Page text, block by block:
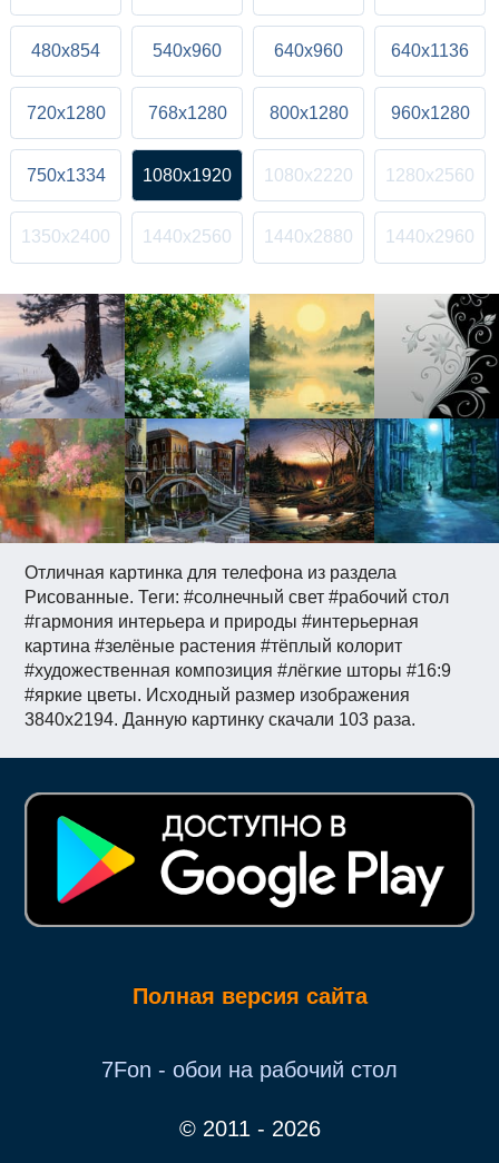
Отличная картинка для телефона из раздела
Рисованные. Теги: #солнечный свет #рабочий стол
#гармония интерьера и природы #интерьерная
картина #зелёные растения #тёплый колорит
#художественная композиция #лёгкие шторы #16:9
#яркие цветы. Исходный размер изображения
3840x2194. Данную картинку скачали 103 раза.
480x854 540x960 640x960 640x1136
720x1280 768x1280 800x1280 960x1280
750x1334 1080x1920 1080x2220 1280x2560
1350x2400 1440x2560 1440x2880 1440x2960
Полная версия сайта
7Fon - обои на рабочий стол
© 2011 - 2026